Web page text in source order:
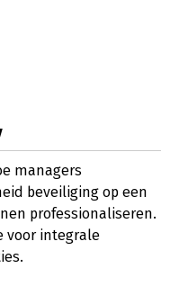
managers
beveiliging op een
professionaliseren.
voor integrale